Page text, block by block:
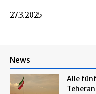
27.3.2025
News
Alle